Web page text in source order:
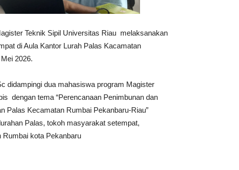
Teknik Sipil Universitas Riau melaksanakan
di Aula Kantor Lurah Palas Kacamatan
2026.
didampingi dua mahasiswa program Magister
dengan tema “Perencanaan Penimbunan dan
Palas Kecamatan Rumbai Pekanbaru-Riau”
Palas, tokoh masyarakat setempat,
Rumbai kota Pekanbaru